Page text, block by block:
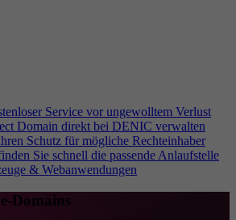
Service vor ungewolltem Verlust
Domain direkt bei DENIC verwalten
Schutz für mögliche Rechteinhaber
Sie schnell die passende Anlaufstelle
& Webanwendungen
Domains